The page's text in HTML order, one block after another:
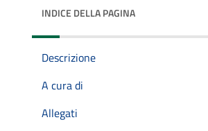
INDICE DELLA PAGINA
Descrizione
A cura di
Allegati